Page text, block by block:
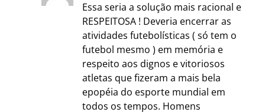
Essa seria a solução mais racional e
RESPEITOSA ! Deveria encerrar as
atividades futebolísticas ( só tem o
futebol mesmo ) em memória e
respeito aos dignos e vitoriosos
atletas que fizeram a mais bela
epopéia do esporte mundial em
todos os tempos. Homens